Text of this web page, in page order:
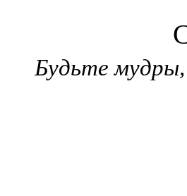
Будьте